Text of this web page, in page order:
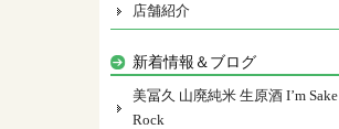
店舗紹介
新着情報＆ブログ
美冨久 山廃純米 生原酒 I’m Sake
Rock